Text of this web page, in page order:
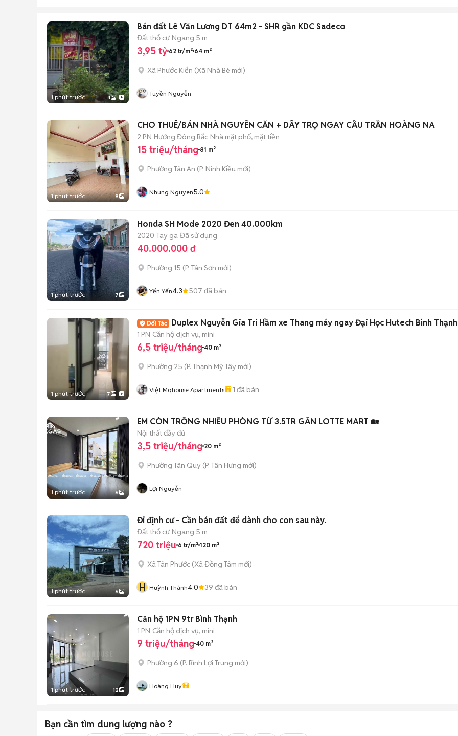
1 phút trước 4
Bán đất Lê Văn Lương DT 64m2 - SHR gần KDC Sadeco
Đất thổ cư Ngang 5 m
3,95 tỷ 62 tr/m² 64 m²
Xã Phước Kiển (Xã Nhà Bè mới)
Tuyền Nguyễn
1 phút trước 9
CHO THUÊ/BÁN NHÀ NGUYÊN CĂN + DÃY TRỌ NGAY CẦU TRẦN HOÀNG NA
2 PN Hướng Đông Bắc Nhà mặt phố, mặt tiền
15 triệu/tháng 81 m²
Phường Tân An (P. Ninh Kiều mới)
Nhung Nguyen5.0
1 phút trước 7
Honda SH Mode 2020 Đen 40.000km
2020 Tay ga Đã sử dụng
40.000.000 đ
Phường 15 (P. Tân Sơn mới)
Yến Yến4.3 507 đã bán
1 phút trước 7
Duplex Nguyễn Gia Trí Hầm xe Thang máy ngay Đại Học Hutech Bình Thạnh
1 PN Căn hộ dịch vụ, mini
6,5 triệu/tháng 40 m²
Phường 25 (P. Thạnh Mỹ Tây mới)
Việt Mqhouse Apartments 1 đã bán
1 phút trước 6
EM CÒN TRỐNG NHIỀU PHÒNG TỪ 3.5TR GẦN LOTTE MART 🏡
Nội thất đầy đủ
3,5 triệu/tháng 20 m²
Phường Tân Quy (P. Tân Hưng mới)
Lợi Nguyễn
1 phút trước 6
Đi định cư - Cần bán đất để dành cho con sau này.
Đất thổ cư Ngang 5 m
720 triệu 6 tr/m² 120 m²
Xã Tân Phước (Xã Đồng Tâm mới)
H Huỳnh Thành4.0 39 đã bán
1 phút trước 12
Căn hộ 1PN 9tr Bình Thạnh
1 PN Căn hộ dịch vụ, mini
9 triệu/tháng 40 m²
Phường 6 (P. Bình Lợi Trung mới)
Hoàng Huy
Bạn cần tìm dung lượng nào ?